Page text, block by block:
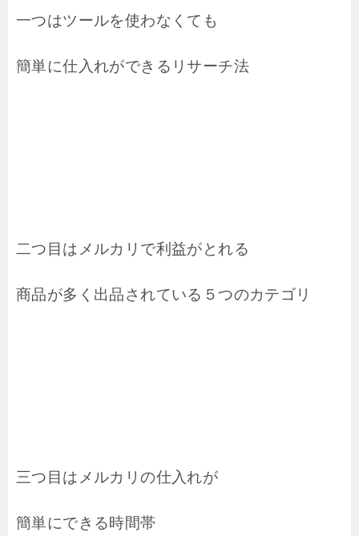
一つはツールを使わなくても
簡単に仕入れができるリサーチ法
二つ目はメルカリで利益がとれる
商品が多く出品されている５つのカテゴリ
三つ目はメルカリの仕入れが
簡単にできる時間帯